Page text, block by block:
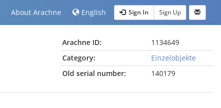
About Arachne English Sign In Sign Up
Arachne ID:
1134649
Category:
Einzelobjekte
Old serial number:
140179